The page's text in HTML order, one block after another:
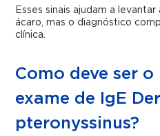
Esses sinais ajudam a
ácaro, mas o diagnóstico
clínica.
Como deve ser
exame de IgE
pteronyssinus?